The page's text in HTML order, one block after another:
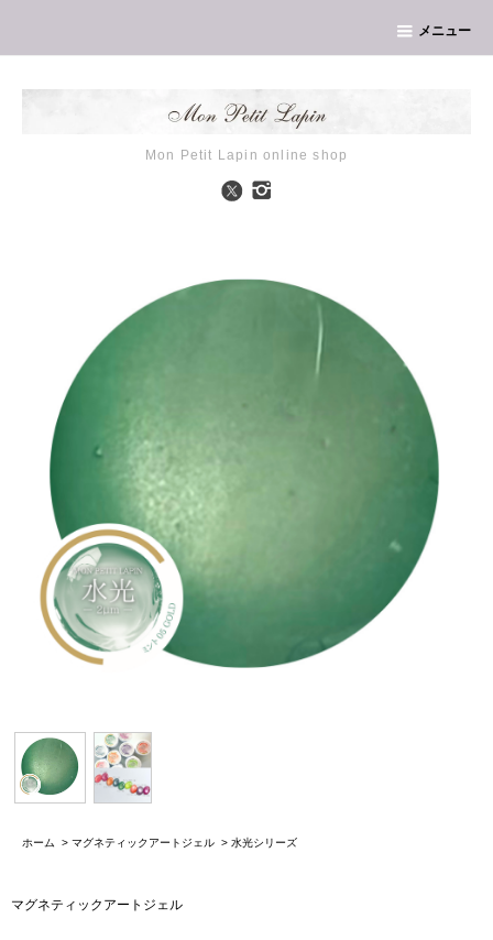
メニュー
Mon Petit Lapin online shop
ホーム > マグネティックアートジェル > 水光シリーズ
マグネティックアートジェル